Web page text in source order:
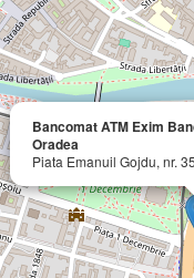
Bancomat ATM Exim
Oradea
Piata Emanuil Gojdu, nr.